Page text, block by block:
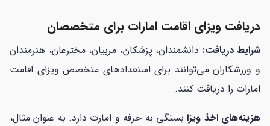
دریافت ویزای اقامت امارات برای متخصصان
شرایط دریافت: دانشمندان، پزشکان، مربیان، مخترعان، هنرمندان
و ورزشکاران می‌توانند برای استعدادهای متخصص ویزای اقامت
امارات را دریافت کنند.
هزینه‌های اخذ ویزابستگی به حرفه و امارت دارد. به عنوان مثال،